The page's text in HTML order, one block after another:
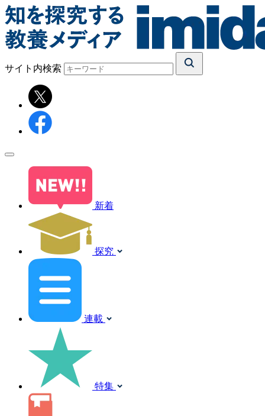
サイト内検索
新着
探究
連載
特集